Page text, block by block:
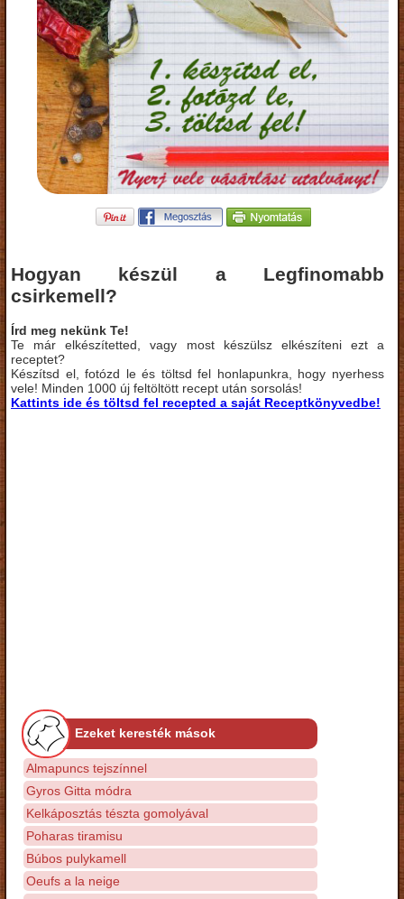
Hogyan készül a Legfinomabb
csirkemell?
Írd meg nekünk Te!
Te már elkészítetted, vagy most készülsz elkészíteni ezt a
receptet?
Készítsd el, fotózd le és töltsd fel honlapunkra, hogy nyerhess
vele! Minden 1000 új feltöltött recept után sorsolás!
Kattints ide és töltsd fel recepted a saját Receptkönyvedbe!
Ezeket keresték mások
Almapuncs tejszínnel
Gyros Gitta módra
Kelkáposztás tészta gomolyával
Poharas tiramisu
Búbos pulykamell
Oeufs a la neige